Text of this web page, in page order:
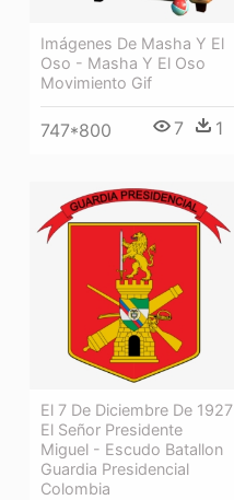
Imágenes De Masha Y El
Oso - Masha Y El Oso
Movimiento Gif
747*800 7 1
El 7 De Diciembre De 1927
El Señor Presidente
Miguel - Escudo Batallon
Guardia Presidencial
Colombia